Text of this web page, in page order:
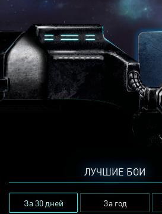
ЛУЧШИЕ БОИ
За 30 дней За год